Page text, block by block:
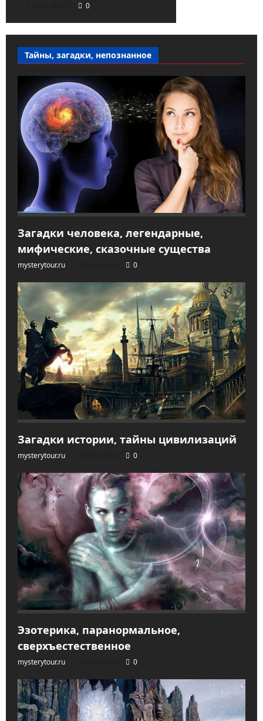
0
Тайны, загадки, непознанное
Загадки человека, легендарные,
мифические, сказочные существа
mysterytour.ru 0
Загадки истории, тайны цивилизаций
mysterytour.ru 0
Эзотерика, паранормальное,
сверхъестественное
mysterytour.ru 0